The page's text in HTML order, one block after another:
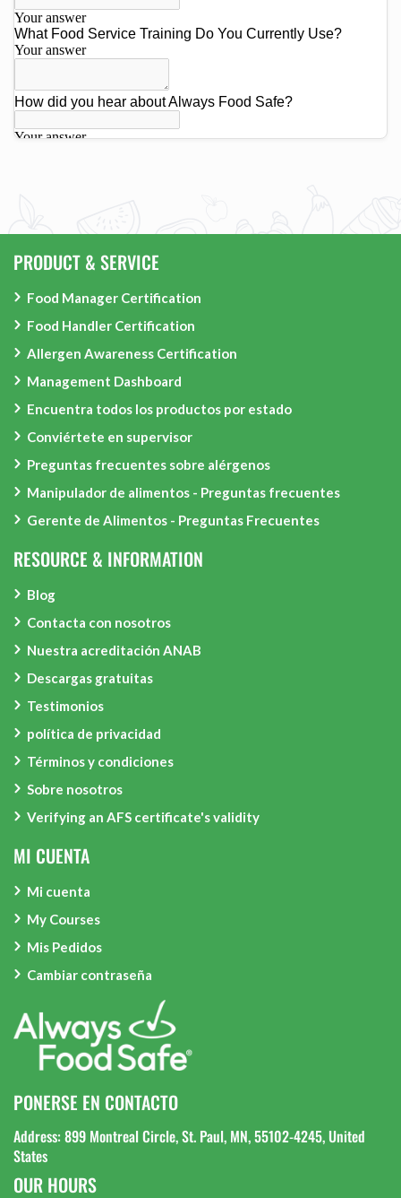
PRODUCT & SERVICE
Food Manager Certification
Food Handler Certification
Allergen Awareness Certification
Management Dashboard
Encuentra todos los productos por estado
Conviértete en supervisor
Preguntas frecuentes sobre alérgenos
Manipulador de alimentos - Preguntas frecuentes
Gerente de Alimentos - Preguntas Frecuentes
RESOURCE & INFORMATION
Blog
Contacta con nosotros
Nuestra acreditación ANAB
Descargas gratuitas
Testimonios
política de privacidad
Términos y condiciones
Sobre nosotros
Verifying an AFS certificate's validity
MI CUENTA
Mi cuenta
My Courses
Mis Pedidos
Cambiar contraseña
PONERSE EN CONTACTO
Address: 899 Montreal Circle, St. Paul, MN, 55102-4245, United
States
OUR HOURS